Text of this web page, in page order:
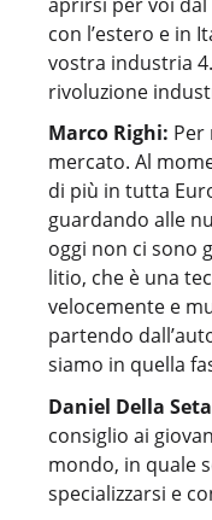
con l’estero e in
vostra industria
rivoluzione
Marco Righi: Per
mercato. Al
di più in tutta
guardando alle
oggi non ci sono
litio, che è una
velocemente e
partendo
siamo in quella
Daniel Della
consiglio ai
mondo, in quale
specializzarsi e